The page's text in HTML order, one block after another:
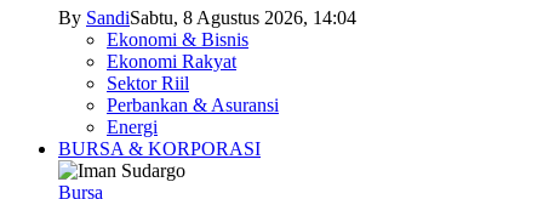
By SandiSabtu, 8 Agustus 2026, 14:04
Ekonomi & Bisnis
Ekonomi Rakyat
Sektor Riil
Perbankan & Asuransi
Energi
BURSA & KORPORASI
Bursa